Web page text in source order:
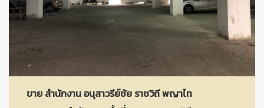
ขาย สำนักงาน อนุสาวรีย์ชัย ราชวิถี พญาไท